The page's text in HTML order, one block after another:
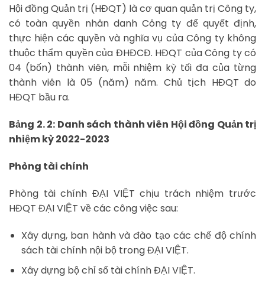
Hội đồng Quản trị (HĐQT) là cơ quan quản trị Công ty,
có toàn quyền nhân danh Công ty để quyết định,
thực hiện các quyền và nghĩa vụ của Công ty không
thuộc thẩm quyền của ĐHĐCĐ. HĐQT của Công ty có
04 (bốn) thành viên, mỗi nhiệm kỳ tối đa của từng
thành viên là 05 (năm) năm. Chủ tịch HĐQT do
HĐQT bầu ra.
Bảng 2. 2: Danh sách thành viên Hội đồng Quản trị
nhiệm kỳ 2022-2023
Phòng tài chính
Phòng tài chính ĐẠI VIỆT chịu trách nhiệm trước
HĐQT ĐẠI VIỆT về các công việc sau:
Xây dựng, ban hành và đào tạo các chế độ chính
sách tài chính nội bộ trong ĐẠI VIỆT.
Xây dựng bộ chỉ số tài chính ĐẠI VIỆT.